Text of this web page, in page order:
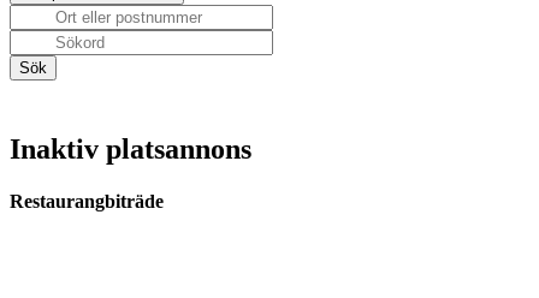
Inaktiv platsannons
Restaurangbiträde